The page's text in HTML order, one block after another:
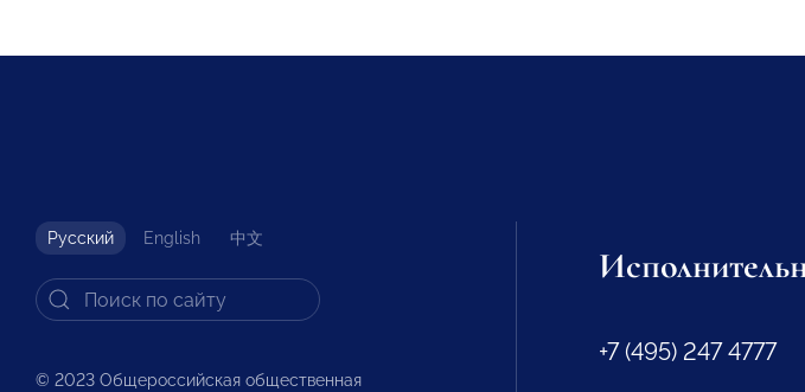
Русский English 中文
© 2023 Общероссийская общественная
+7 (495) 247 4777